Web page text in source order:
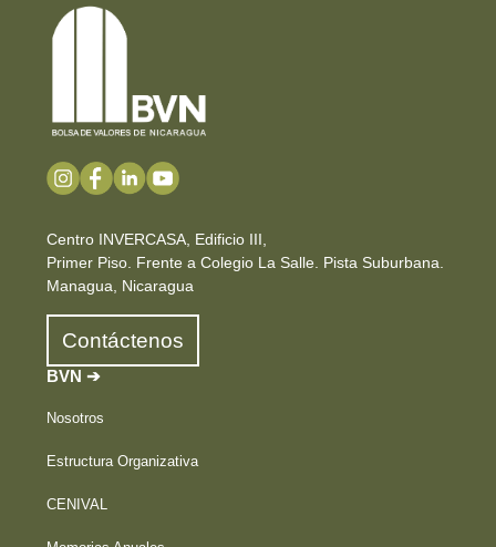
Centro INVERCASA, Edificio III,
Primer Piso. Frente a Colegio La Salle. Pista Suburbana.
Managua, Nicaragua
Contáctenos
BVN ➔
Nosotros
Estructura Organizativa
CENIVAL